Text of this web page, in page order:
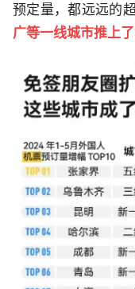
预定量，都远远的
广等一线城市推上了